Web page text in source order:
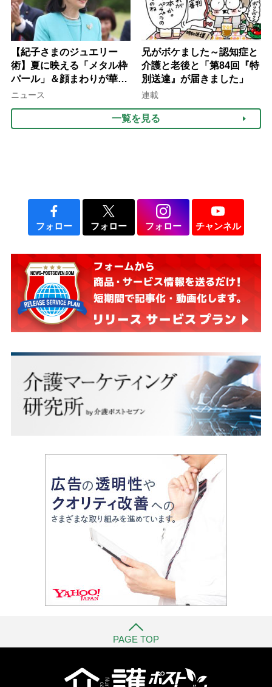
【紀子さまのジュエリー
術】夏に映える「メタル枠
パール」＆顔まわりが華や
ぐ「揺れる一粒」の使い分
ニュース
兄がボケました～認知症と
介護と老後と「第84回『特
別送達』が届きました」
連載
一覧を見る
フォロー フォロー フォロー チャンネル
PAGE TOP